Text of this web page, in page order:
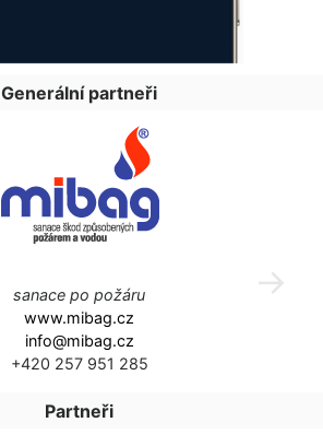
Generální partneři
sanace po požáru
www.mibag.cz
info@mibag.cz
+420 257 951 285
Partneři